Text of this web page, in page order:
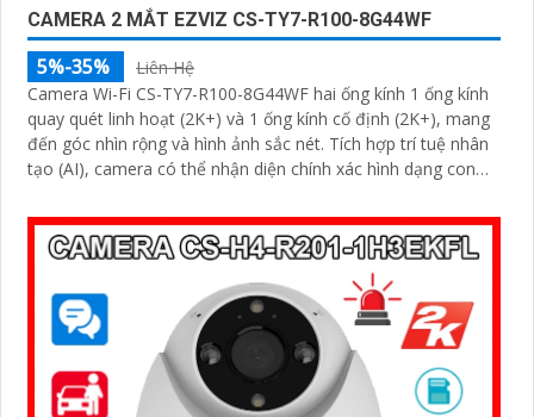
CAMERA 2 MẮT EZVIZ CS-TY7-R100-8G44WF
5%-35%
Liên Hệ
Camera Wi-Fi CS-TY7-R100-8G44WF hai ống kính 1 ống kính
quay quét linh hoạt (2K+) và 1 ống kính cố định (2K+), mang
đến góc nhìn rộng và hình ảnh sắc nét. Tích hợp trí tuệ nhân
tạo (AI), camera có thể nhận diện chính xác hình dạng con